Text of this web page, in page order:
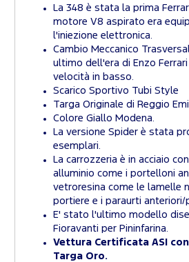
La 348 è stata la prima
motore V8 aspirato era
l'iniezione elettronica.
Cambio Meccanico
ultimo dell'era di Enzo Ferrari
velocità in basso.
Scarico Sportivo Tubi Style
Targa Originale di Reggio
Colore Giallo Modena.
La versione Spider è stata
esemplari.
La carrozzeria è in acciaio
alluminio come i portelloni
vetroresina come le lamelle
portiere e i paraurti anteriori/
E' stato l'ultimo modello
Fioravanti per Pininfarina.
Vettura Certificata ASI
Targa Oro.